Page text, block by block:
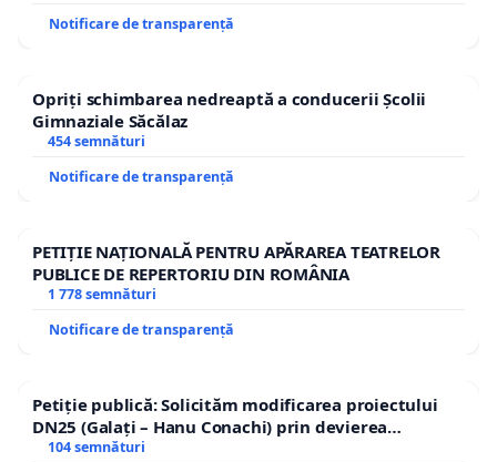
Notificare de transparență
Opriți schimbarea nedreaptă a conducerii Școlii
Gimnaziale Săcălaz
454 semnături
Notificare de transparență
PETIȚIE NAȚIONALĂ PENTRU APĂRAREA TEATRELOR
PUBLICE DE REPERTORIU DIN ROMÂNIA
1 778 semnături
Notificare de transparență
Petiție publică: Solicităm modificarea proiectului
DN25 (Galați – Hanu Conachi) prin devierea
traseului în afara localităților!
104 semnături